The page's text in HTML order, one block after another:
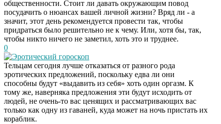
общественности. Стоит ли давать окружающим повод
посудачить о нюансах вашей личной жизни? Вряд ли - а
значит, этот день рекомендуется провести так, чтобы
придраться было решительно не к чему. Или, хотя бы, так,
чтобы никто ничего не заметил, хоть это и труднее.
0
Эротический гороскоп
Тельцам сегодня лучше отказаться от разного рода
эротических предложений, поскольку едва ли они
способны будут «выдавить из себя» хоть один оргазм. К
тому же, наверняка предложения эти будут исходить от
людей, не очень-то вас ценящих и рассматривающих вас
только как одну из гаваней, куда может на ночь пристать их
кораблик.